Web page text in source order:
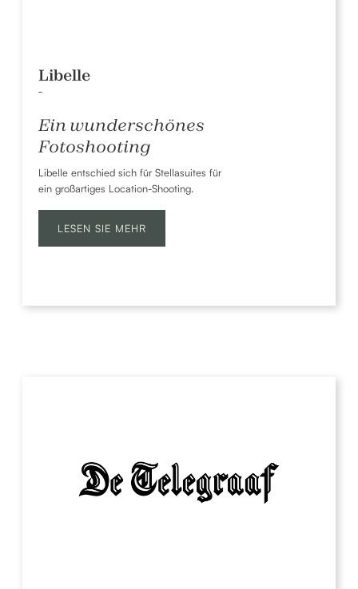
Libelle
-
Ein wunderschönes
Fotoshooting
Libelle entschied sich für Stellasuites für
ein großartiges Location-Shooting.
LESEN SIE MEHR